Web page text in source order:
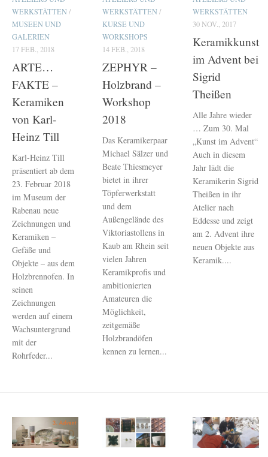
WERKSTÄTTEN/
MUSEEN UND
GALERIEN
17 FEB., 2018
ARTE…
FAKTE –
Keramiken
von Karl-
Heinz Till
Karl-Heinz Till
präsentiert ab dem
23. Februar 2018
im Museum der
Rabenau neue
Zeichnungen und
Keramiken –
Gefäße und
Objekte – aus dem
Holzbrennofen. In
seinen
Zeichnungen
werden auf einem
Wachsuntergrund
mit der
Rohrfeder...
WERKSTÄTTEN/
KURSE UND
WORKSHOPS
14 FEB., 2018
ZEPHYR –
Holzbrand –
Workshop
2018
Das Keramikerpaar
Michael Sälzer und
Beate Thiesmeyer
bietet in ihrer
Töpferwerkstatt
und dem
Außengelände des
Viktoriastollens in
Kaub am Rhein seit
vielen Jahren
Keramikprofis und
ambitionierten
Amateuren die
Möglichkeit,
zeitgemäße
Holzbrandöfen
kennen zu lernen...
WERKSTÄTTEN
30 NOV., 2017
Keramikkunst
im Advent bei
Sigrid
Theißen
Alle Jahre wieder
… Zum 30. Mal
„Kunst im Advent“
Auch in diesem
Jahr lädt die
Keramikerin Sigrid
Theißen in ihr
Atelier nach
Eddesse und zeigt
am 2. Advent ihre
neuen Objekte aus
Keramik....